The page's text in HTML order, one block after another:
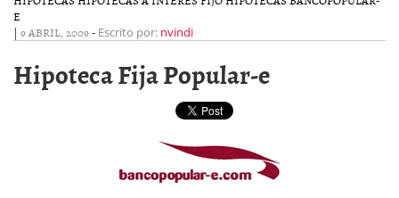
E
| 9 ABRIL, 2009- Escrito por: nvindi
Hipoteca Fija Popular-e